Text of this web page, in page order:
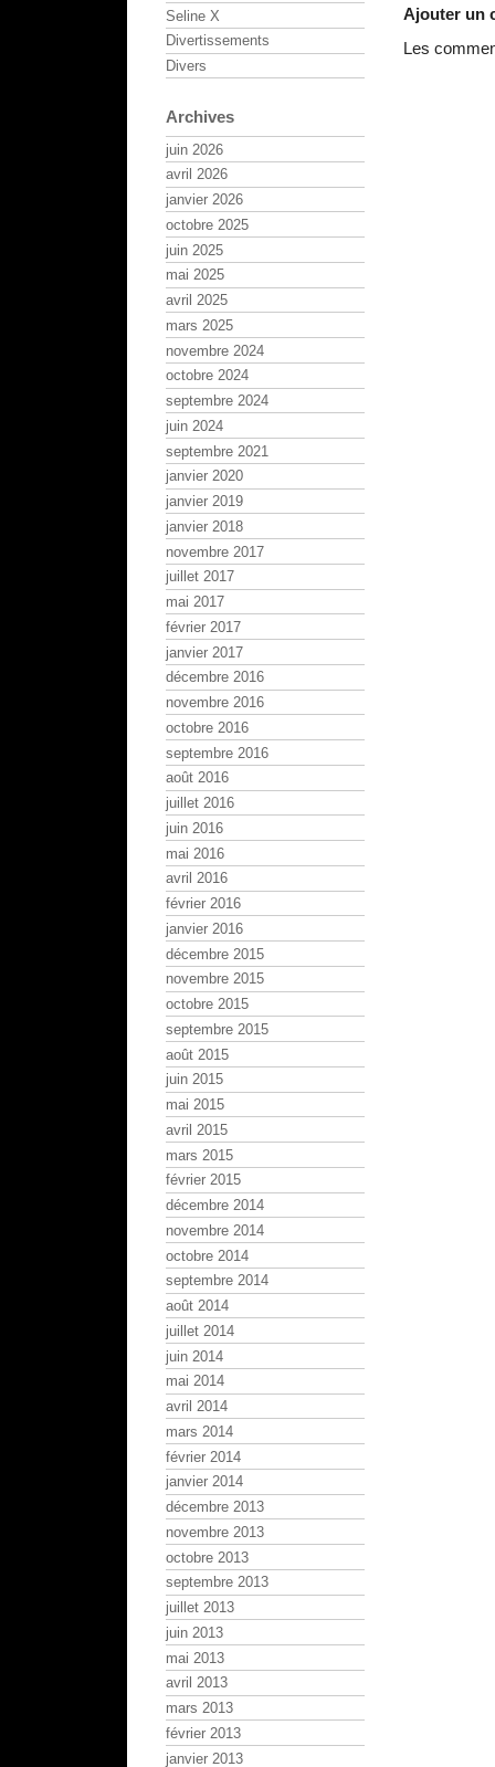
Ajouter un
Les
Seline X
Divertissements
Divers
Archives
juin 2026
avril 2026
janvier 2026
octobre 2025
juin 2025
mai 2025
avril 2025
mars 2025
novembre 2024
octobre 2024
septembre 2024
juin 2024
septembre 2021
janvier 2020
janvier 2019
janvier 2018
novembre 2017
juillet 2017
mai 2017
février 2017
janvier 2017
décembre 2016
novembre 2016
octobre 2016
septembre 2016
août 2016
juillet 2016
juin 2016
mai 2016
avril 2016
février 2016
janvier 2016
décembre 2015
novembre 2015
octobre 2015
septembre 2015
août 2015
juin 2015
mai 2015
avril 2015
mars 2015
février 2015
décembre 2014
novembre 2014
octobre 2014
septembre 2014
août 2014
juillet 2014
juin 2014
mai 2014
avril 2014
mars 2014
février 2014
janvier 2014
décembre 2013
novembre 2013
octobre 2013
septembre 2013
juillet 2013
juin 2013
mai 2013
avril 2013
mars 2013
février 2013
janvier 2013